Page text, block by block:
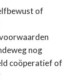
of
nog
coöperatief of